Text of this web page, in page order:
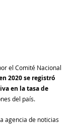
el Comité Nacional
2020 se registró
en la tasa de
del país.
agencia de noticias